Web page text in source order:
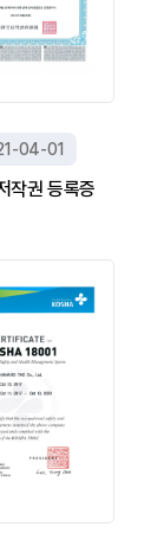
04-01
작권 등록증